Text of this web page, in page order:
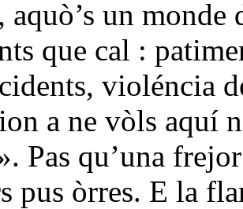
un monde
que cal :
violéncia
a ne vòls aquí
Pas qu’una
pus òrres. E la